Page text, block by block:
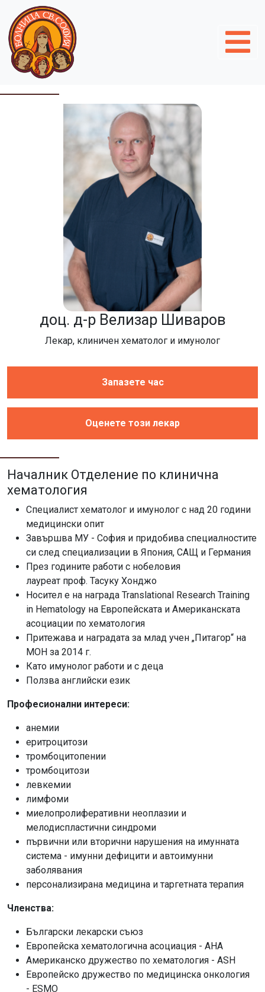
доц. д-р Велизар Шиваров
Лекар, клиничен хематолог и имунолог
Запазете час
Оценете този лекар
Началник Отделение по клинична
хематология
Специалист хематолог и имунолог с над 20 години
медицински опит
Завършва МУ - София и придобива специалностите
си след специализации в Япония, САЩ и Германия
През годините работи с нобеловия
лауреат проф. Тасуку Хонджо
Носител е на награда Translational Research Training
in Hematology на Европейската и Американската
асоциации по хематология
Притежава и наградата за млад учен „Питагор“ на
МОН за 2014 г.
Като имунолог работи и с деца
Ползва английски език
Професионални интереси:
анемии
еритроцитози
тромбоцитопении
тромбоцитози
левкемии
лимфоми
миелопролиферативни неоплазии и
мелодиспластични синдроми
първични или вторични нарушения на имунната
система - имунни дефицити и автоимунни
заболявания
персонализирана медицина и таргетната терапия
Членства:
Български лекарски съюз
Европейска хематологична асоциация - AHA
Американско дружество по хематология - ASH
Европейско дружество по медицинска онкология
- ESMO